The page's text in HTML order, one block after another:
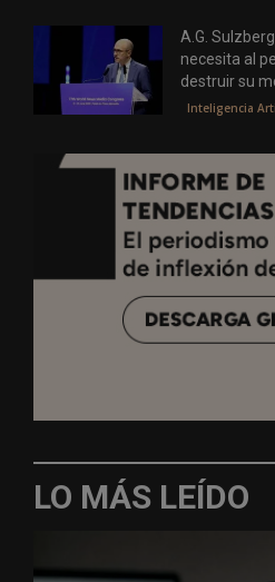
A.G.
necesita al
destruir su
Inteligencia
LO MÁS LEÍDO